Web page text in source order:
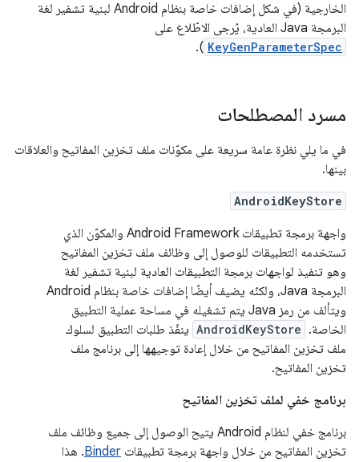
الخارجية (في شكل إضافات خاصة بنظام Android لبنية تشفير لغة
البرمجة Java العادية، يُرجى الاطّلاع على
KeyGenParameterSpec
).
مسرد المصطلحات
في ما يلي نظرة عامة سريعة على مكوّنات ملف تخزين المفاتيح والعلاقات
بينها.
AndroidKeyStore
واجهة برمجة تطبيقات Android Framework والمكوّن الذي
تستخدمه التطبيقات للوصول إلى وظائف ملف تخزين المفاتيح
وهو تنفيذ لواجهات برمجة التطبيقات العادية لبنية تشفير لغة
البرمجة Java، ولكنّه يضيف أيضًا إضافات خاصة بنظام Android
ويتألف من رمز Java يتم تشغيله في مساحة عملية التطبيق
الخاصة. AndroidKeyStore ينفّذ طلبات التطبيق لسلوك
ملف تخزين المفاتيح من خلال إعادة توجيهها إلى برنامج ملف
تخزين المفاتيح.
برنامج خفي لملف تخزين المفاتيح
برنامج خفي لنظام Android يتيح الوصول إلى جميع وظائف ملف
تخزين المفاتيح من خلال واجهة برمجة تطبيقات Binder. هذا